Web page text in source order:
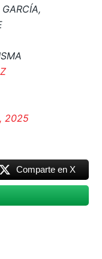
2025
Comparte en X